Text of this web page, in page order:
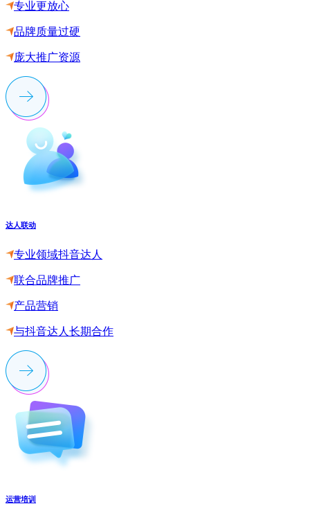
专业更放心
品牌质量过硬
庞大推广资源
达人联动
专业领域抖音达人
联合品牌推广
产品营销
与抖音达人长期合作
运营培训